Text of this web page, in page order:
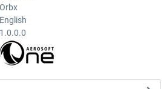
Orbx
English
1.0.0.0